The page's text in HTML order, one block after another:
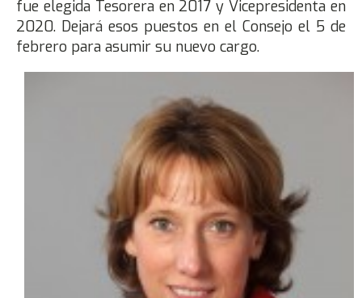
fue elegida Tesorera en 2017 y Vicepresidenta en
2020. Dejará esos puestos en el Consejo el 5 de
febrero para asumir su nuevo cargo.